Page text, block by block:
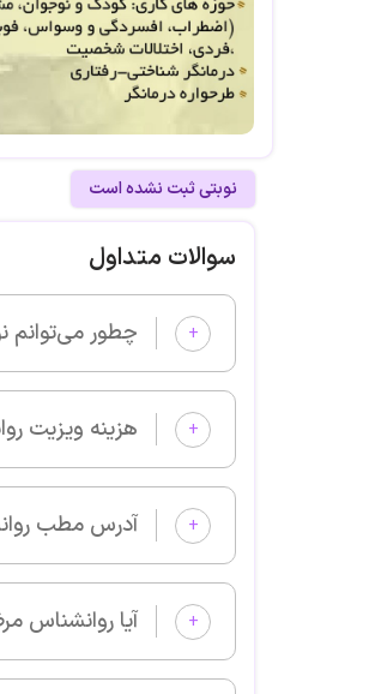
نوبتی ثبت نشده است
سوالات متداول
+ چطور می‌توانم نوبت
+ هزینه ویزیت
+ آدرس مطب
+ آیا روانشناس مرضیه سیدقندی امکان مشاوره آنلاین دارد؟